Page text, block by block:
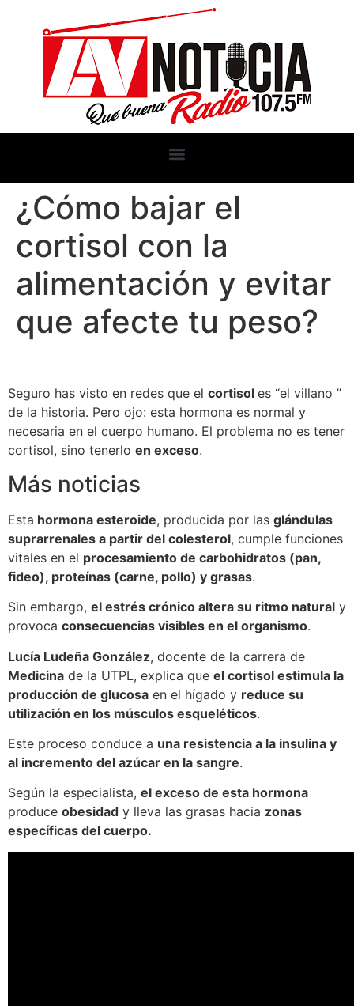
¿Cómo bajar el
cortisol con la
alimentación y evitar
que afecte tu peso?
Seguro has visto en redes que el cortisol es “el villano ”
de la historia. Pero ojo: esta hormona es normal y
necesaria en el cuerpo humano. El problema no es tener
cortisol, sino tenerlo en exceso.
Más noticias
Esta hormona esteroide, producida por las glándulas
suprarrenales a partir del colesterol, cumple funciones
vitales en el procesamiento de carbohidratos (pan,
fideo), proteínas (carne, pollo) y grasas.
Sin embargo, el estrés crónico altera su ritmo natural y
provoca consecuencias visibles en el organismo.
Lucía Ludeña González, docente de la carrera de
Medicina de la UTPL, explica que el cortisol estimula la
producción de glucosa en el hígado y reduce su
utilización en los músculos esqueléticos.
Este proceso conduce a una resistencia a la insulina y
al incremento del azúcar en la sangre.
Según la especialista, el exceso de esta hormona
produce obesidad y lleva las grasas hacia zonas
específicas del cuerpo.